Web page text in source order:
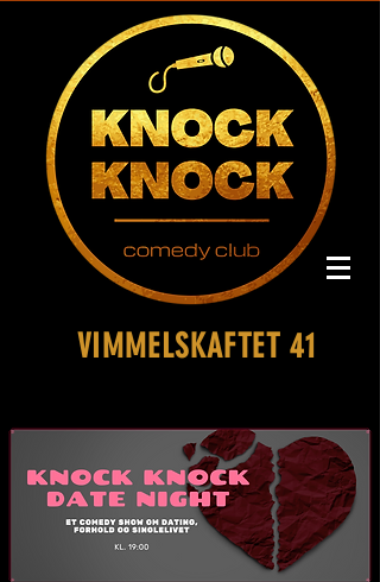
VIMMELSKAFTET 41